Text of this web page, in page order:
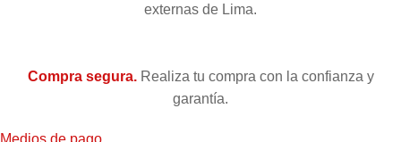
externas de Lima.
Compra segura.Realiza tu compra con la confianza y
garantía.
Medios de pago